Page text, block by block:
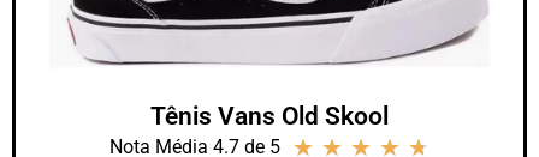
Tênis Vans Old Skool
Nota Média 4.7 de 5 ★ ★ ★ ★ ★